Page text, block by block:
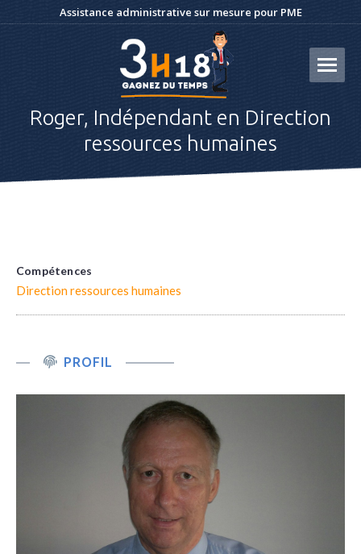
Assistance administrative sur mesure pour PME
Roger, Indépendant en Direction
ressources humaines
Compétences
Direction ressources humaines
PROFIL